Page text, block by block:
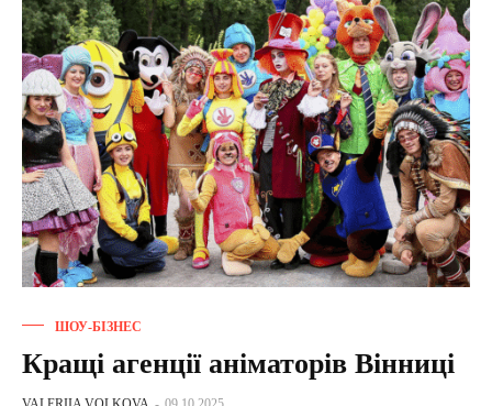
ШОУ-БІЗНЕС
Кращі агенції аніматорів Вінниці